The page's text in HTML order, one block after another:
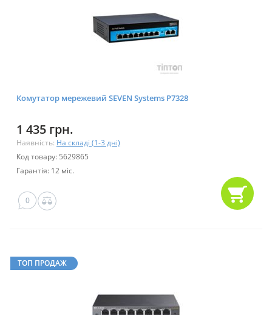
Комутатор мережевий SEVEN Systems P7328
1 435 грн.
Наявність: На складі (1-3 дні)
Код товару: 5629865
Гарантія: 12 міс.
0
ТОП ПРОДАЖ